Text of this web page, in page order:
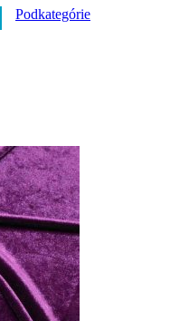
Podkategórie